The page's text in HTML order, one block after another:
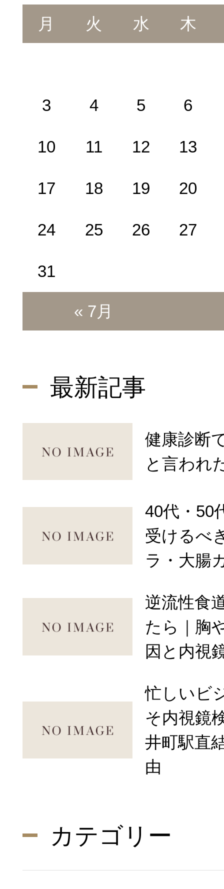
施設基準
月 火 水 木
« 7月
3 4 5 6
10 11 12 13
17 18 19 20
24 25 26 27
31
最新記事
健康診断
と言われ
40代・50
受けるべ
ラ・大腸
逆流性食
たら｜胸
因と内視
忙しいビ
そ内視鏡
井町駅直
由
カテゴリー